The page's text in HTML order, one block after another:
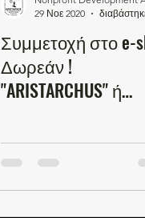
Συμμετοχή στο e-shop
Δωρεάν !
"ARISTARCHUS" ή
29 Νοε 2020